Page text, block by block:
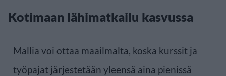
Kotimaan lähimatkailu kasvussa
Mallia voi ottaa maailmalta, koska kurssit ja
työpajat järjestetään yleensä aina pienissä